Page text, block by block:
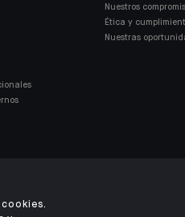
Nuestros
Ética y
Nuestras